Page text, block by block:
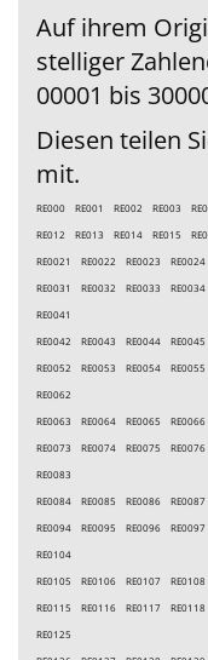
Auf ihrem
stelliger
00001 bis
Diesen teilen
mit.
RE000 RE001 RE002 RE003
RE012 RE013 RE014
RE0021 RE0022 RE0023
RE0031 RE0032 RE0033
RE0041
RE0042 RE0043 RE0044
RE0052 RE0053 RE0054
RE0062
RE0063 RE0064 RE0065
RE0073 RE0074 RE0075
RE0083
RE0084 RE0085 RE0086
RE0094 RE0095 RE0096
RE0104
RE0105 RE0106 RE0107
RE0115 RE0116 RE0117
RE0125